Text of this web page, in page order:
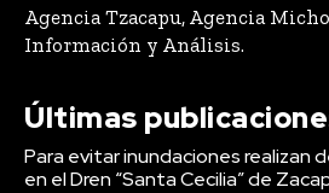
Agencia Tzacapu, Agencia
Información y Análisis.
Últimas
Para evitar inundaciones realizan
en el Dren “Santa Cecilia” de